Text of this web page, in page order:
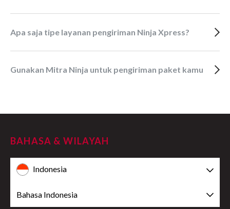
Apa saja tipe layanan pengiriman Ninja Xpress?
Gunakan Mitra Ninja untuk pengiriman paket kamu
BAHASA & WILAYAH
Indonesia
Bahasa Indonesia